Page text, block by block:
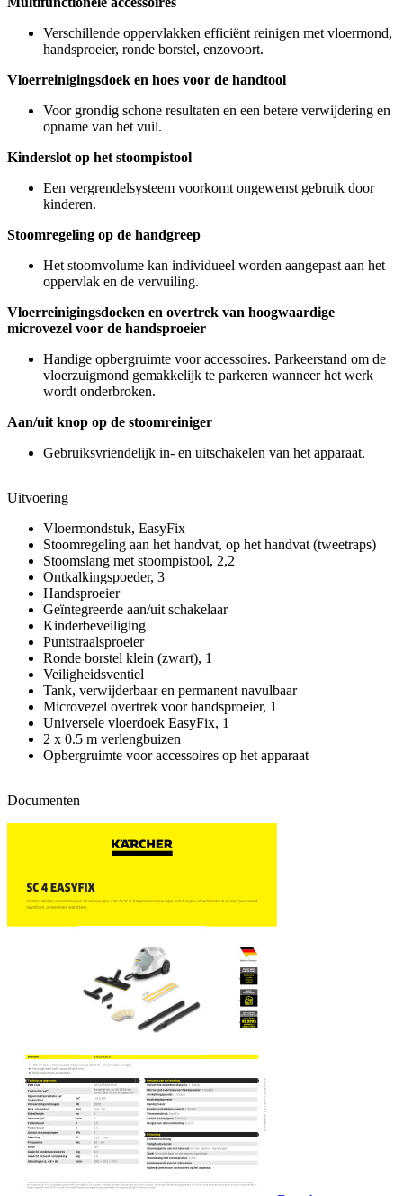
Verschillende oppervlakken efficiënt reinigen met vloermond,
handsproeier, ronde borstel, enzovoort.
Vloerreinigingsdoek en hoes voor de handtool
Voor grondig schone resultaten en een betere verwijdering en
opname van het vuil.
Kinderslot op het stoompistool
Een vergrendelsysteem voorkomt ongewenst gebruik door
kinderen.
Stoomregeling op de handgreep
Het stoomvolume kan individueel worden aangepast aan het
oppervlak en de vervuiling.
Vloerreinigingsdoeken en overtrek van hoogwaardige
microvezel voor de handsproeier
Handige opbergruimte voor accessoires. Parkeerstand om de
vloerzuigmond gemakkelijk te parkeren wanneer het werk
wordt onderbroken.
Aan/uit knop op de stoomreiniger
Gebruiksvriendelijk in- en uitschakelen van het apparaat.
Uitvoering
Vloermondstuk, EasyFix
Stoomregeling aan het handvat, op het handvat (tweetraps)
Stoomslang met stoompistool, 2,2
Ontkalkingspoeder, 3
Handsproeier
Geïntegreerde aan/uit schakelaar
Kinderbeveiliging
Puntstraalsproeier
Ronde borstel klein (zwart), 1
Veiligheidsventiel
Tank, verwijderbaar en permanent navulbaar
Microvezel overtrek voor handsproeier, 1
Universele vloerdoek EasyFix, 1
2 x 0.5 m verlengbuizen
Opbergruimte voor accessoires op het apparaat
Documenten